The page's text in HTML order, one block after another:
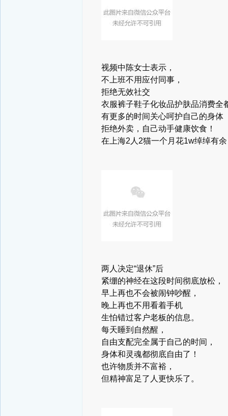
视频中陈女士表示，
不上班不用应付同事，
拒绝无效社交
衣服裤子鞋子化妆品护肤品消费全
有更多的时间关心呵护自己的身体
拒绝外卖，自己动手健康饮食！
在上海2人2猫一个月花1w绰绰有
两人决定“退休”后
紧绷的神经在这段时间彻底放松，
早上再也不会被闹钟吵醒，
晚上再也不用看着手机
生怕错过客户老板的信息。
每天睡到自然醒，
自由支配完全属于自己的时间，
身体和灵魂都彻底自由了！
也许物质并不富裕，
但精神富足了人更快乐了。